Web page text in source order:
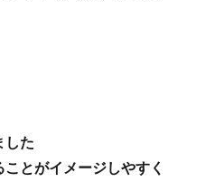
した
とがイメージしやすく